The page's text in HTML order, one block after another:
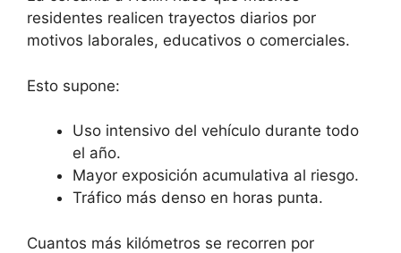
residentes realicen trayectos diarios por
motivos laborales, educativos o comerciales.
Esto supone:
Uso intensivo del vehículo durante todo
el año.
Mayor exposición acumulativa al riesgo.
Tráfico más denso en horas punta.
Cuantos más kilómetros se recorren por